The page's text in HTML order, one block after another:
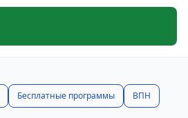
Бесплатные программы ВПН